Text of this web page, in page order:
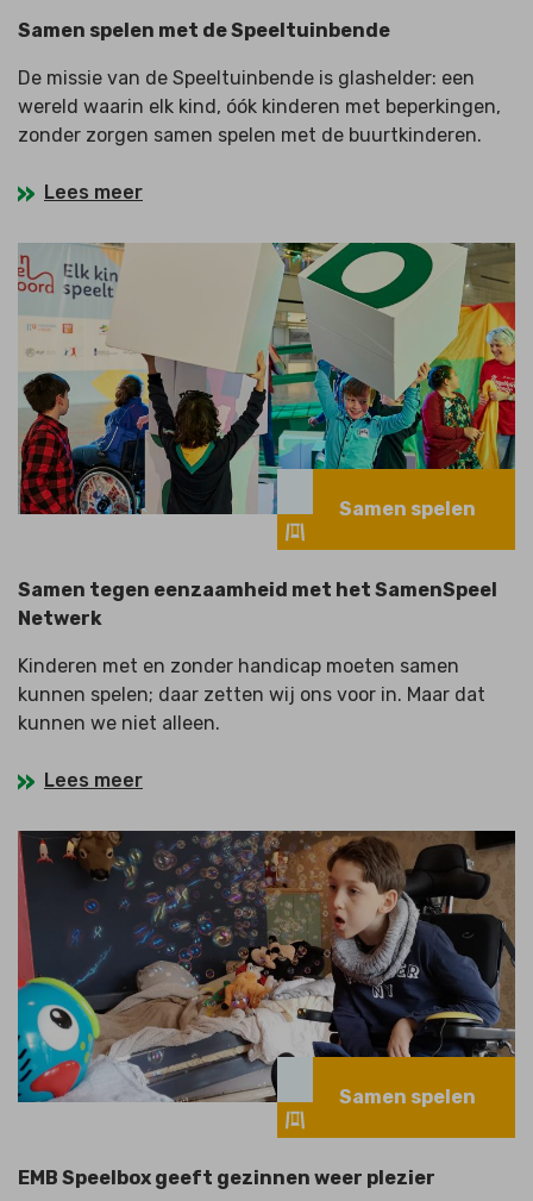
Samen spelen met de Speeltuinbende
De missie van de Speeltuinbende is glashelder: een
wereld waarin elk kind, óók kinderen met beperkingen,
zonder zorgen samen spelen met de buurtkinderen.
Lees meer
Samen spelen
Samen tegen eenzaamheid met het SamenSpeel
Netwerk
Kinderen met en zonder handicap moeten samen
kunnen spelen; daar zetten wij ons voor in. Maar dat
kunnen we niet alleen.
Lees meer
Samen spelen
EMB Speelbox geeft gezinnen weer plezier